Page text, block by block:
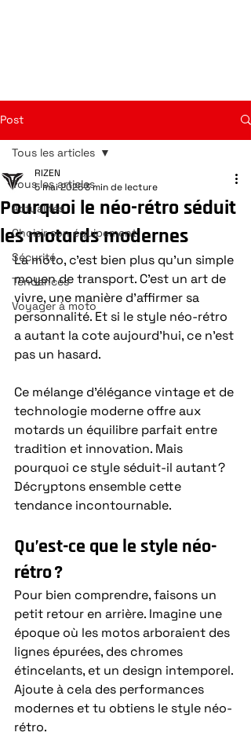
Post
Tous les articles
Actualités
Choisir son équipement
Sécurité
Tendances
Voyager à moto
Tous les articles
Pourquoi le néo-rétro séduit
les motards modernes
RIZEN
5 mai 20253 min de lecture
La moto, c’est bien plus qu’un simple
moyen de transport. C’est un art de
vivre, une manière d’affirmer sa
personnalité. Et si le style néo-rétro
a autant la cote aujourd’hui, ce n’est
pas un hasard.
Ce mélange d’élégance vintage et de
technologie moderne offre aux
motards un équilibre parfait entre
tradition et innovation. Mais
pourquoi ce style séduit-il autant ?
Décryptons ensemble cette
tendance incontournable.
Qu’est-ce que le style néo-
rétro ?
Pour bien comprendre, faisons un
petit retour en arrière. Imagine une
époque où les motos arboraient des
lignes épurées, des chromes
étincelants, et un design intemporel.
Ajoute à cela des performances
modernes et tu obtiens le style néo-
rétro.